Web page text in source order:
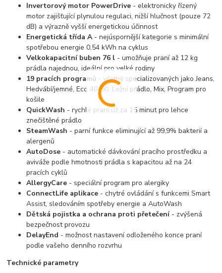
Invertorový motor PowerDrive - elektronicky řízený
motor zajišťující plynulou regulaci, nižší hlučnost (pouze 72
dB) a výrazně vyšší energetickou účinnost
Energetická třída A- nejúspornější kategorie s minimální
spotřebou energie 0,54 kWh na cyklus
Velkokapacitní buben 76 l - umožňuje praní až 12 kg
prádla najednou, ideální pro velké rodiny
19 pracích programů - včetně specializovaných jako Jeans,
Hedvábí/jemné, Eco 40-60, Ložní prádlo, Mix, Program pro
košile
QuickWash - rychlé praní už za 15 minut pro lehce
znečištěné prádlo
SteamWash - parní funkce eliminující až 99,9% bakterií a
alergenů
AutoDose - automatické dávkování pracího prostředku a
aviváže podle hmotnosti prádla s kapacitou až na 24
pracích cyklů
AllergyCare - speciální program pro alergiky
ConnectLife aplikace - chytré ovládání s funkcemi Smart
Assist, sledováním spotřeby energie a AutoWash
Dětská pojistka a ochrana proti přetečení- zvýšená
bezpečnost provozu
DelayEnd - možnost nastavení odloženého konce praní
podle vašeho denního rozvrhu
Technické parametry